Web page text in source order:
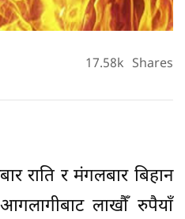
17.58k Shares
राति र मंगलबार बिहान
लाखौँ रुपैयाँ